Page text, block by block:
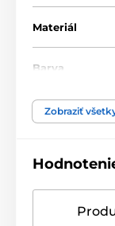
Materiál
Barva
Zobraziť